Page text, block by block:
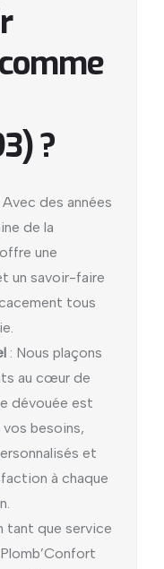
?
Avec des années
de la
une
un savoir-faire
tous
: Nous plaçons
au cœur de
dévouée est
besoins,
et
à chaque
tant que service